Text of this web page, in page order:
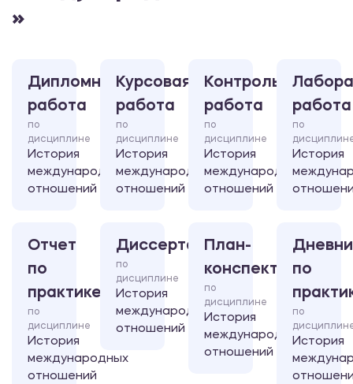
»
Дипломная
работа
по
дисциплине
История
международных
отношений
Курсовая
работа
по
дисциплине
История
международных
отношений
Контрольная
работа
по
дисциплине
История
международных
отношений
работа
по
История
Отчет
по
практике
по
дисциплине
История
международных
отношений
Диссертация
по
дисциплине
История
международных
отношений
План-
конспект
по
дисциплине
История
международных
отношений
по
по
История